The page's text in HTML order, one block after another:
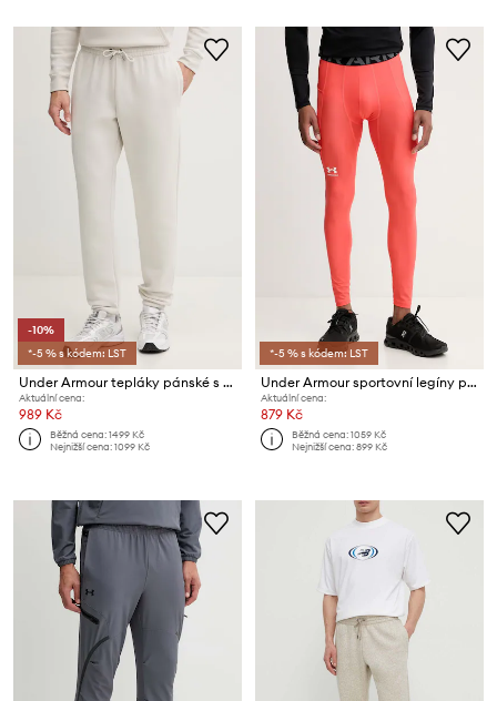
-10%
*-5 % s kódem: LST
Under Armour tepláky pánské s bavlnou Essential Fleece
Aktuální cena:
989 Kč
Běžná cena:1499 Kč
Nejnižší cena:1099 Kč
*-5 % s kódem: LST
Under Armour sportovní legíny pánské HG Armour
Aktuální cena:
879 Kč
Běžná cena:1059 Kč
Nejnižší cena:899 Kč